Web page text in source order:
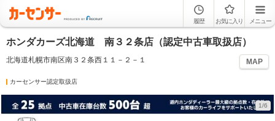
履歴 お気に入り メニュー
ホンダカーズ北海道 南３２条店（認定中古車取扱店）
北海道札幌市南区南３２条西１１－２－１ MAP
カーセンサー認定取扱店
1/6